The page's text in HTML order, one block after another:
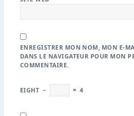
ENREGISTRER MON NOM, MON E-
DANS LE NAVIGATEUR POUR MON
COMMENTAIRE.
EIGHT − = 4